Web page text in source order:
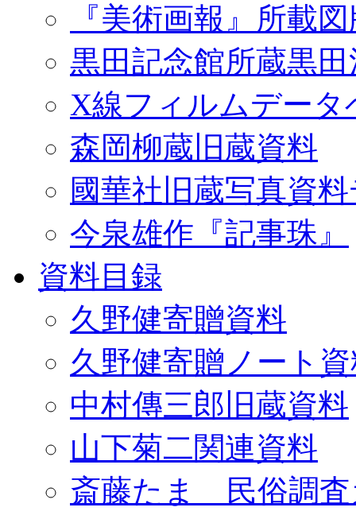
『美術画報』所載
黒田記念館所蔵黒
X線フィルムデータ
森岡柳蔵旧蔵資料
國華社旧蔵写真資
今泉雄作『記事珠』
資料目録
久野健寄贈資料
久野健寄贈ノート
中村傳三郎旧蔵資料
山下菊二関連資料
斎藤たま 民俗調査